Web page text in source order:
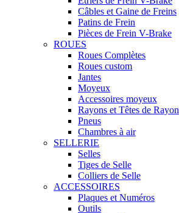
Câbles et Gaine de Freins
Patins de Frein
Pièces de Frein V-Brake
ROUES
Roues Complètes
Roues custom
Jantes
Moyeux
Accessoires moyeux
Rayons et Têtes de Rayon
Pneus
Chambres à air
SELLERIE
Selles
Tiges de Selle
Colliers de Selle
ACCESSOIRES
Plaques et Numéros
Outils